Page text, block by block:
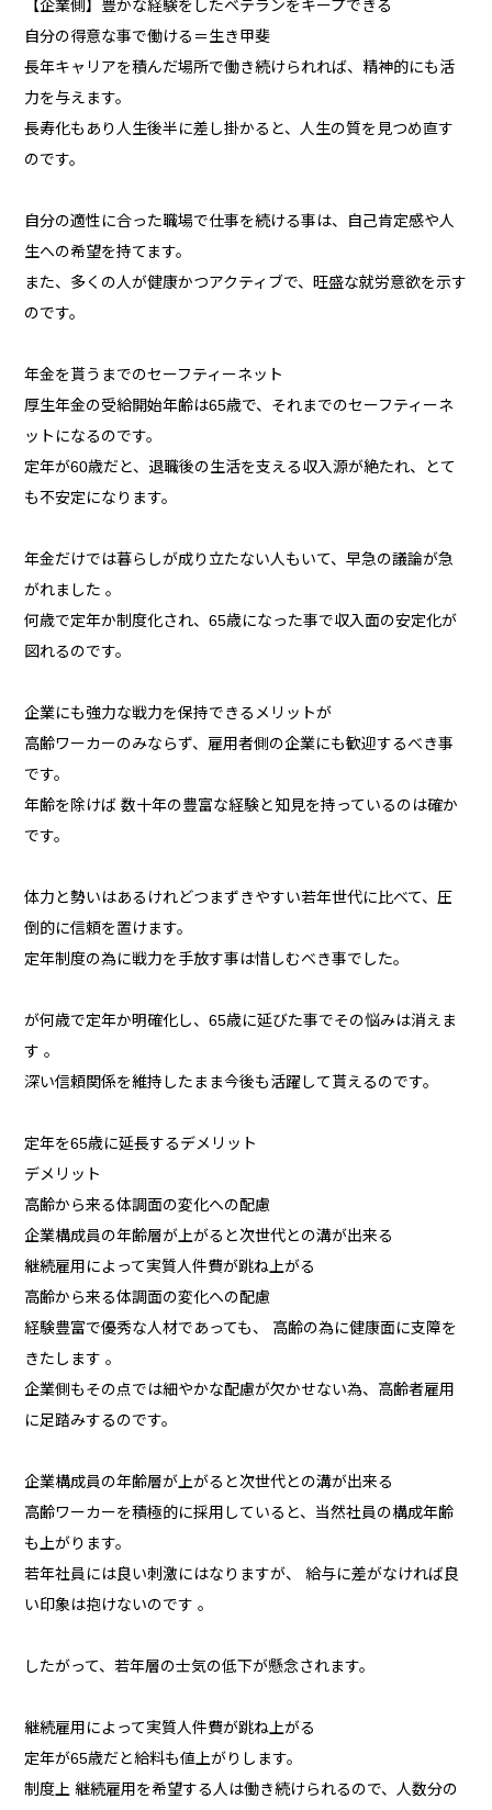
【企業側】豊かな経験をしたベテランをキープできる
自分の得意な事で働ける＝生き甲斐
長年キャリアを積んだ場所で働き続けられれば、精神的にも活
力を与えます。
長寿化もあり人生後半に差し掛かると、人生の質を見つめ直す
のです。
自分の適性に合った職場で仕事を続ける事は、自己肯定感や人
生への希望を持てます。
また、多くの人が健康かつアクティブで、旺盛な就労意欲を示す
のです。
年金を貰うまでのセーフティーネット
厚生年金の受給開始年齢は65歳で、それまでのセーフティーネ
ットになるのです。
定年が60歳だと、退職後の生活を支える収入源が絶たれ、とて
も不安定になります。
年金だけでは暮らしが成り立たない人もいて、早急の議論が急
がれました 。
何歳で定年か制度化され、65歳になった事で収入面の安定化が
図れるのです。
企業にも強力な戦力を保持できるメリットが
高齢ワーカーのみならず、雇用者側の企業にも歓迎するべき事
です。
年齢を除けば 数十年の豊富な経験と知見を持っているのは確か
です。
体力と勢いはあるけれどつまずきやすい若年世代に比べて、圧
倒的に信頼を置けます。
定年制度の為に戦力を手放す事は惜しむべき事でした。
が何歳で定年か明確化し、65歳に延びた事でその悩みは消えま
す 。
深い信頼関係を維持したまま今後も活躍して貰えるのです。
定年を65歳に延長するデメリット
デメリット
高齢から来る体調面の変化への配慮
企業構成員の年齢層が上がると次世代との溝が出来る
継続雇用によって実質人件費が跳ね上がる
高齢から来る体調面の変化への配慮
経験豊富で優秀な人材であっても、 高齢の為に健康面に支障を
きたします 。
企業側もその点では細やかな配慮が欠かせない為、高齢者雇用
に足踏みするのです。
企業構成員の年齢層が上がると次世代との溝が出来る
高齢ワーカーを積極的に採用していると、当然社員の構成年齢
も上がります。
若年社員には良い刺激にはなりますが、 給与に差がなければ良
い印象は抱けないのです 。
したがって、若年層の士気の低下が懸念されます。
継続雇用によって実質人件費が跳ね上がる
定年が65歳だと給料も値上がりします。
制度上 継続雇用を希望する人は働き続けられるので、人数分の